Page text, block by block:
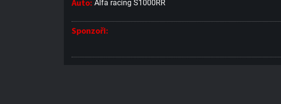
Auto: Alfa racing S1000RR
Sponzoři: